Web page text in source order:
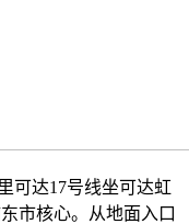
达17号线坐可达虹
市核心。从地面入口